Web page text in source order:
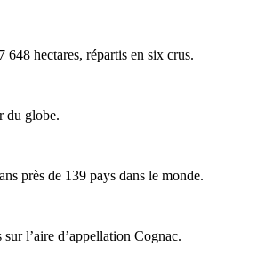
hectares, répartis en six crus.
du globe.
près de 139 pays dans le monde.
l’aire d’appellation Cognac.